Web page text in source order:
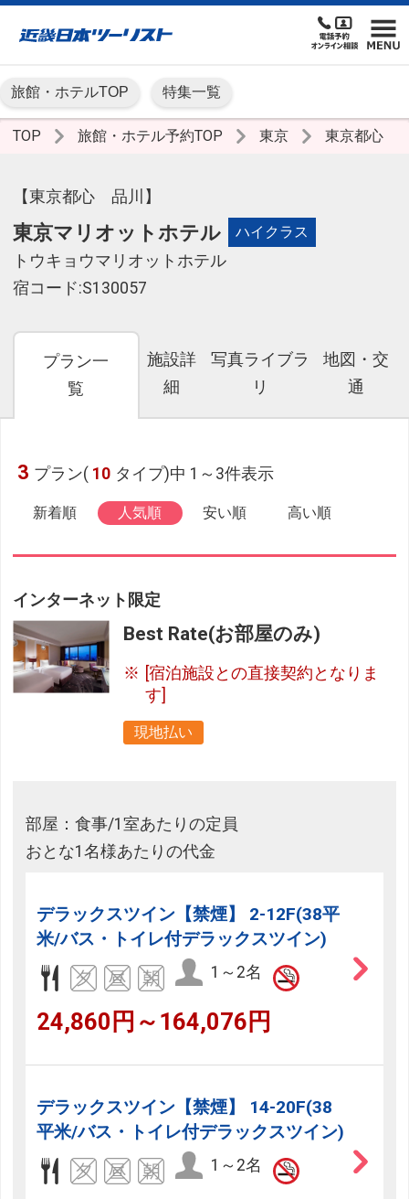
旅館・ホテルTOP 特集一覧
TOP 旅館・ホテル予約TOP 東京 東京都心
【東京都心 品川】
東京マリオットホテル ハイクラス
トウキョウマリオットホテル
宿コード:S130057
プラン一
覧
施設詳
細
写真ライブラ
リ
地図・交
通
3 プラン( 10 タイプ)中 1～3件表示
新着順 人気順 安い順 高い順
インターネット限定
Best Rate(お部屋のみ)
[宿泊施設との直接契約となりま
す]
現地払い
部屋：食事/1室あたりの定員
おとな1名様あたりの代金
デラックスツイン【禁煙】 2-12F(38平
米/バス・トイレ付デラックスツイン)
1～2名
24,860円～164,076円
デラックスツイン【禁煙】 14-20F(38
平米/バス・トイレ付デラックスツイン)
1～2名